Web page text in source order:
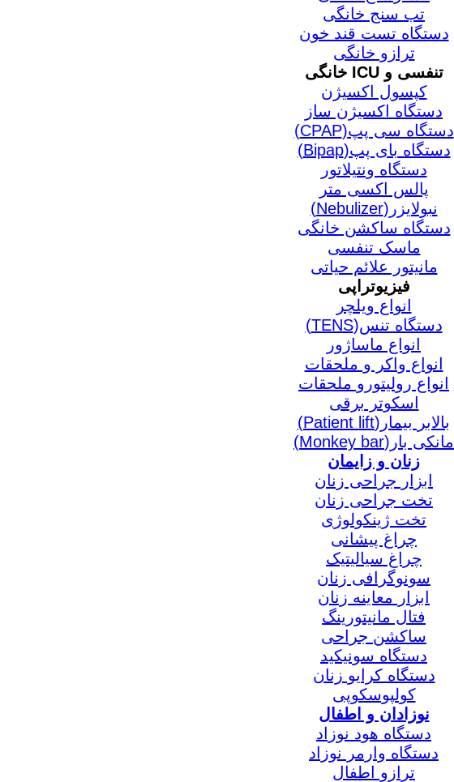
تب سنج خانگی
دستگاه تست قند خون
ترازو خانگی
تنفسی و ICU خانگی
کپسول اکسیژن
دستگاه اکسیژن ساز
دستگاه سی پپ(CPAP)
دستگاه بای پپ(Bipap)
دستگاه ونتیلاتور
پالس اکسی متر
نبولایزر(Nebulizer)
دستگاه ساکشن خانگی
ماسک تنفسی
مانیتور علائم حیاتی
فیزیوتراپی
انواع ویلچر
دستگاه تنس(TENS)
انواع ماساژور
انواع واکر و ملحقات
انواع رولیتورو ملحقات
اسکوتر برقی
بالابر بیمار(Patient lift)
مانکی بار(Monkey bar)
زنان و زایمان
ابزار جراحی زنان
تخت جراحی زنان
تخت ژینکولوژی
چراغ پیشانی
چراغ سیالیتیک
سونوگرافی زنان
ابزار معاینه زنان
فتال مانیتورینگ
ساکشن جراحی
دستگاه سونیکید
دستگاه کرایو زنان
کولپوسکوپی
نوزادان و اطفال
دستگاه هود نوزاد
دستگاه وارمر نوزاد
ترازو اطفال